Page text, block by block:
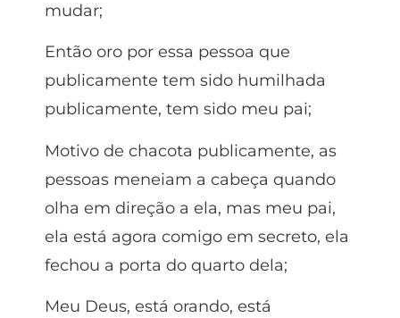
mudar;
Então oro por essa pessoa que
publicamente tem sido humilhada
publicamente, tem sido meu pai;
Motivo de chacota publicamente, as
pessoas meneiam a cabeça quando
olha em direção a ela, mas meu pai,
ela está agora comigo em secreto, ela
fechou a porta do quarto dela;
Meu Deus, está orando, está